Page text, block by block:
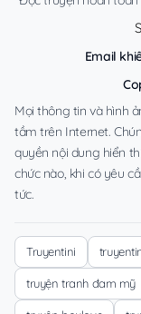
Email
Mọi thông tin và hình
tầm trên Internet.
quyền nội dung hiển
chức nào, khi có yêu
tức.
Truyentini
truyện tranh đam mỹ